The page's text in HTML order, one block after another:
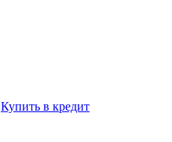
Купить в кредит